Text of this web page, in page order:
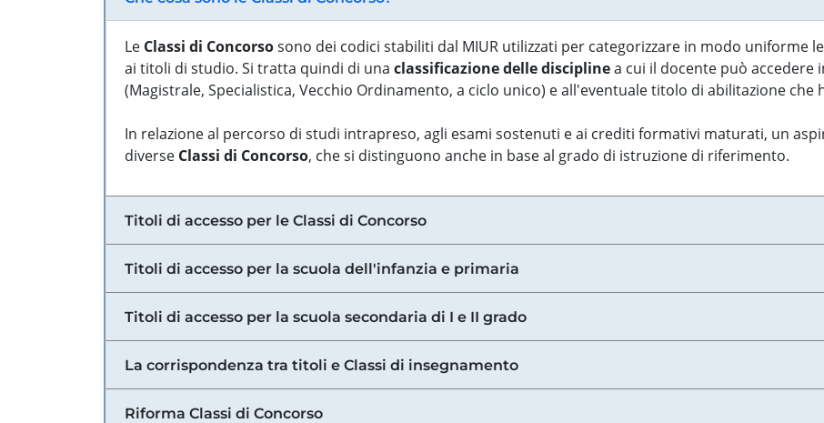
Le Classi di Concorsosono dei codici stabiliti dal MIUR utilizzati per categorizzare in modo uniforme
ai titoli di studio. Si tratta quindi di una classificazione delle disciplinea cui il docente può accedere
(Magistrale, Specialistica, Vecchio Ordinamento, a ciclo unico) e all'eventuale titolo di abilitazione che
In relazione al percorso di studi intrapreso, agli esami sostenuti e ai crediti formativi maturati, un
diverse Classi di Concorso, che si distinguono anche in base al grado di istruzione di riferimento.
Titoli di accesso per le Classi di Concorso
Titoli di accesso per la scuola dell'infanzia e primaria
Titoli di accesso per la scuola secondaria di I e II grado
La corrispondenza tra titoli e Classi di insegnamento
Riforma Classi di Concorso